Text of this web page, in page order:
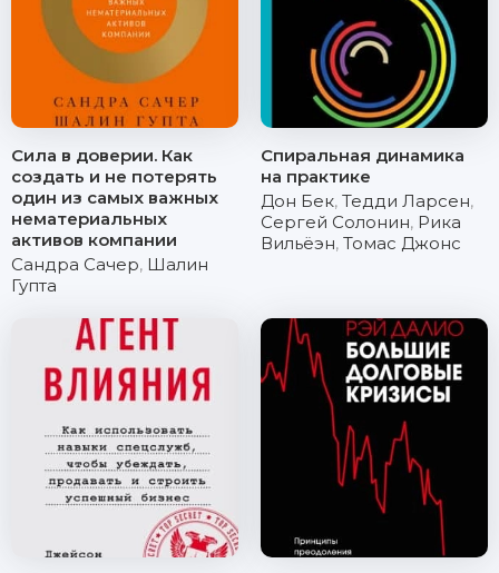
Сила в доверии. Как
создать и не потерять
один из самых важных
нематериальных
активов компании
Сандра Сачер, Шалин
Гупта
Спиральная динамика
на практике
Дон Бек, Тедди Ларсен,
Сергей Солонин, Рика
Вильёэн, Томас Джонс